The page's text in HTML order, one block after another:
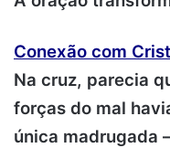
Conexão com
Na cruz, parecia
forças do mal
única madrugada